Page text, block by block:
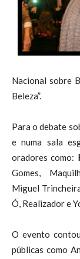
Nacional sobre
Beleza”.
Para o debate
e numa sala
oradores como:
Gomes,
Miguel
Ó, Realizador e
O evento
públicas como